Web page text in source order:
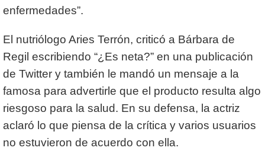
enfermedades”.
El nutriólogo Aries Terrón, criticó a Bárbara de
Regil escribiendo “¿Es neta?” en una publicación
de Twitter y también le mandó un mensaje a la
famosa para advertirle que el producto resulta algo
riesgoso para la salud. En su defensa, la actriz
aclaró lo que piensa de la crítica y varios usuarios
no estuvieron de acuerdo con ella.